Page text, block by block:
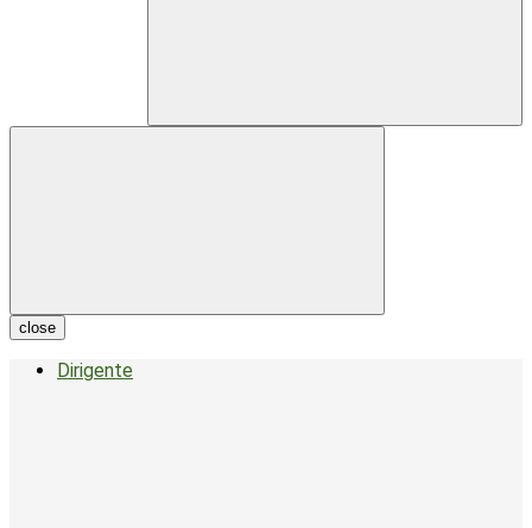
close
Dirigente